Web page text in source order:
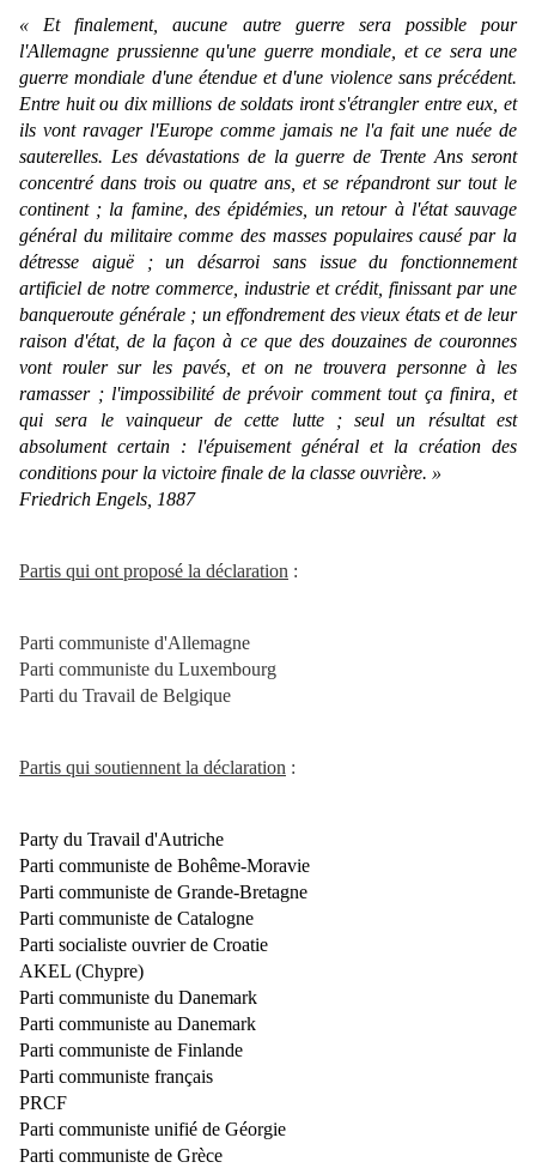
« Et finalement, aucune autre guerre sera possible pour
l'Allemagne prussienne qu'une guerre mondiale, et ce sera une
guerre mondiale d'une étendue et d'une violence sans précédent.
Entre huit ou dix millions de soldats iront s'étrangler entre eux, et
ils vont ravager l'Europe comme jamais ne l'a fait une nuée de
sauterelles. Les dévastations de la guerre de Trente Ans seront
concentré dans trois ou quatre ans, et se répandront sur tout le
continent ; la famine, des épidémies, un retour à l'état sauvage
général du militaire comme des masses populaires causé par la
détresse aiguë ; un désarroi sans issue du fonctionnement
artificiel de notre commerce, industrie et crédit, finissant par une
banqueroute générale ; un effondrement des vieux états et de leur
raison d'état, de la façon à ce que des douzaines de couronnes
vont rouler sur les pavés, et on ne trouvera personne à les
ramasser ; l'impossibilité de prévoir comment tout ça finira, et
qui sera le vainqueur de cette lutte ; seul un résultat est
absolument certain : l'épuisement général et la création des
conditions pour la victoire finale de la classe ouvrière. »
Friedrich Engels, 1887
Partis qui ont proposé la déclaration :
Parti communiste d'Allemagne
Parti communiste du Luxembourg
Parti du Travail de Belgique
Partis qui soutiennent la déclaration :
Party du Travail d'Autriche
Parti communiste de Bohême-Moravie
Parti communiste de Grande-Bretagne
Parti communiste de Catalogne
Parti socialiste ouvrier de Croatie
AKEL (Chypre)
Parti communiste du Danemark
Parti communiste au Danemark
Parti communiste de Finlande
Parti communiste français
PRCF
Parti communiste unifié de Géorgie
Parti communiste de Grèce